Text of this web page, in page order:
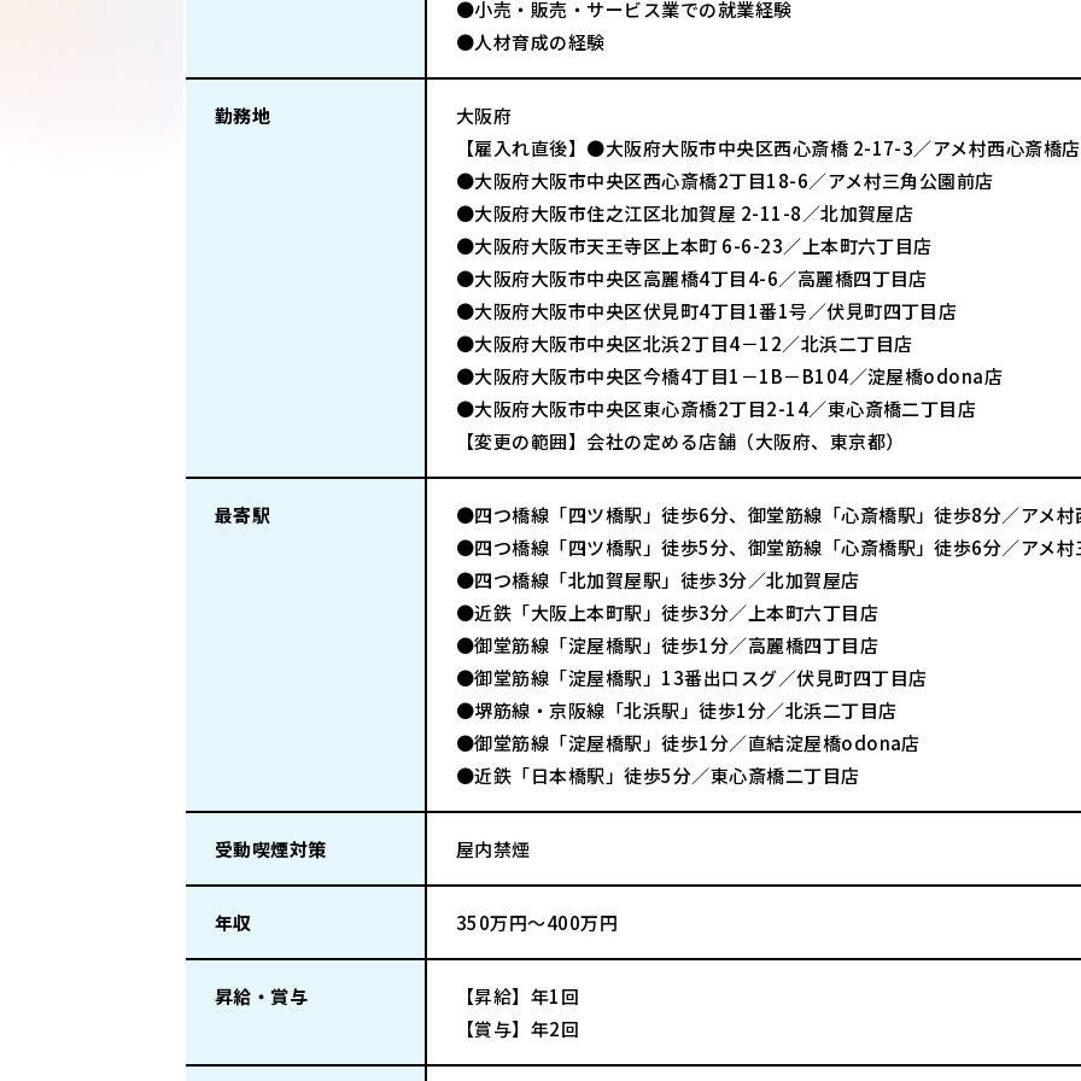
●小売・販売・サービス業での就業経験
●人材育成の経験
勤務地
大阪府
【雇入れ直後】●大阪府大阪市中央区西心斎橋 2-17-3／アメ村西心斎橋店
●大阪府大阪市中央区西心斎橋2丁目18-6／アメ村三角公園前店
●大阪府大阪市住之江区北加賀屋 2-11-8／北加賀屋店
●大阪府大阪市天王寺区上本町 6-6-23／上本町六丁目店
●大阪府大阪市中央区高麗橋4丁目4-6／高麗橋四丁目店
●大阪府大阪市中央区伏見町4丁目1番1号／伏見町四丁目店
●大阪府大阪市中央区北浜2丁目4－12／北浜二丁目店
●大阪府大阪市中央区今橋4丁目1－1B－B104／淀屋橋odona店
●大阪府大阪市中央区東心斎橋2丁目2-14／東心斎橋二丁目店
【変更の範囲】会社の定める店舗（大阪府、東京都）
最寄駅
●四つ橋線「四ツ橋駅」徒歩6分、御堂筋線「心斎橋駅」徒歩8分／アメ村
●四つ橋線「四ツ橋駅」徒歩5分、御堂筋線「心斎橋駅」徒歩6分／アメ村
●四つ橋線「北加賀屋駅」徒歩3分／北加賀屋店
●近鉄「大阪上本町駅」徒歩3分／上本町六丁目店
●御堂筋線「淀屋橋駅」徒歩1分／高麗橋四丁目店
●御堂筋線「淀屋橋駅」13番出口スグ／伏見町四丁目店
●堺筋線・京阪線「北浜駅」徒歩1分／北浜二丁目店
●御堂筋線「淀屋橋駅」徒歩1分／直結淀屋橋odona店
●近鉄「日本橋駅」徒歩5分／東心斎橋二丁目店
受動喫煙対策 屋内禁煙
年収 350万円～400万円
昇給・賞与
【昇給】年1回
【賞与】年2回